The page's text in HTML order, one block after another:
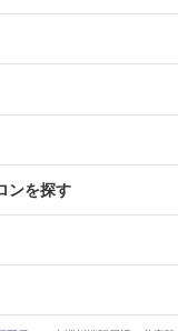
ンを探す